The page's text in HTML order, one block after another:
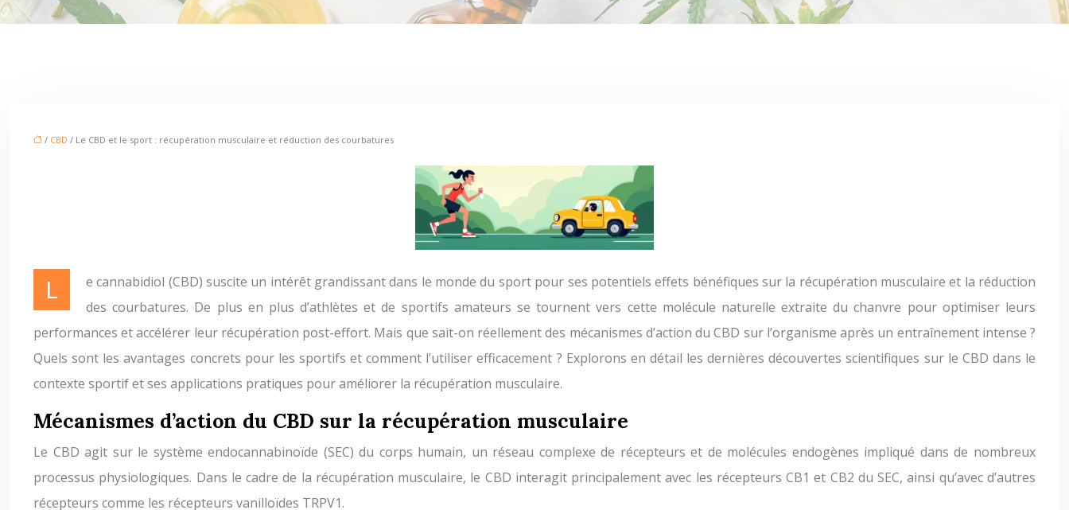
/ CBD / Le CBD et le sport : récupération musculaire et réduction des courbatures
Le cannabidiol (CBD) suscite un intérêt grandissant dans le monde du sport pour ses potentiels effets bénéfiques sur la récupération musculaire et la réduction
des courbatures. De plus en plus d’athlètes et de sportifs amateurs se tournent vers cette molécule naturelle extraite du chanvre pour optimiser leurs
performances et accélérer leur récupération post-effort. Mais que sait-on réellement des mécanismes d’action du CBD sur l’organisme après un entraînement intense ?
Quels sont les avantages concrets pour les sportifs et comment l’utiliser efficacement ? Explorons en détail les dernières découvertes scientifiques sur le CBD dans le
contexte sportif et ses applications pratiques pour améliorer la récupération musculaire.
Mécanismes d’action du CBD sur la récupération musculaire
Le CBD agit sur le système endocannabinoïde (SEC) du corps humain, un réseau complexe de récepteurs et de molécules endogènes impliqué dans de nombreux
processus physiologiques. Dans le cadre de la récupération musculaire, le CBD interagit principalement avec les récepteurs CB1 et CB2 du SEC, ainsi qu’avec d’autres
récepteurs comme les récepteurs vanilloïdes TRPV1.